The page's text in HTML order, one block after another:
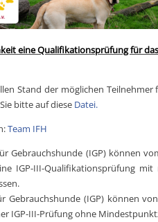
eine Qualifikationsprüfung für
Stand der möglichen
bitte auf diese Datei.
Team IFH
Gebrauchshunde (IGP) können
IGP-III-Qualifikationsprüfung
Gebrauchshunde (IGP) können
IGP-III-Prüfung ohne